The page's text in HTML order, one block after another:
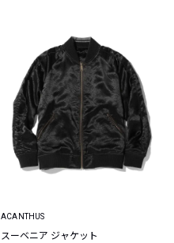
ACANTHUS
スーベニア ジャケット